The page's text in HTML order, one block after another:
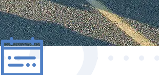
es?